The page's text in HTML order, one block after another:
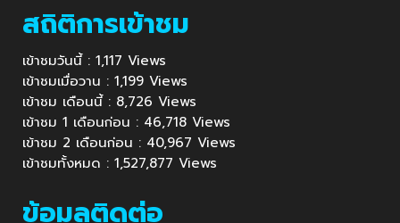
สถิติการเข้าชม
เข้าชมวันนี้ : 1,117 Views
เข้าชมเมื่อวาน : 1,199 Views
เข้าชม เดือนนี้ : 8,726 Views
เข้าชม 1 เดือนก่อน : 46,718 Views
เข้าชม 2 เดือนก่อน : 40,967 Views
เข้าชมทั้งหมด : 1,527,877 Views
ข้อมูลติดต่อ